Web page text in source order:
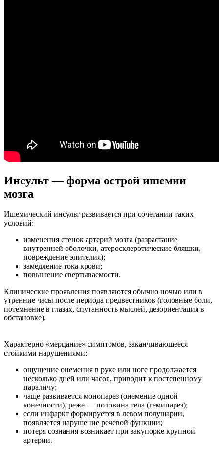
Инсульт — форма острой ишемии
мозга
Ишемический инсульт развивается при сочетании таких
условий:
изменения стенок артерий мозга (разрастание
внутренней оболочки, атеросклеротические бляшки,
повреждение эпителия);
замедление тока крови;
повышение свертываемости.
Клинические проявления появляются обычно ночью или в
утренние часы после периода предвестников (головные боли,
потемнение в глазах, спутанность мыслей, дезориентация в
обстановке).
Характерно «мерцание» симптомов, заканчивающееся
стойкими нарушениями:
ощущение онемения в руке или ноге продолжается
несколько дней или часов, приводит к постепенному
параличу;
чаще развивается монопарез (онемение одной
конечности), реже — половина тела (гемипарез);
если инфаркт формируется в левом полушарии,
появляется нарушение речевой функции;
потеря сознания возникает при закупорке крупной
артерии.